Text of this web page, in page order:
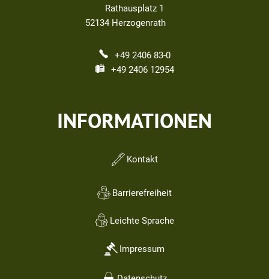
Rathausplatz 1
52134 Herzogenrath
+49 2406 83-0
+49 2406 12954
INFORMATIONEN
Kontakt
Barrierefreiheit
Leichte Sprache
Impressum